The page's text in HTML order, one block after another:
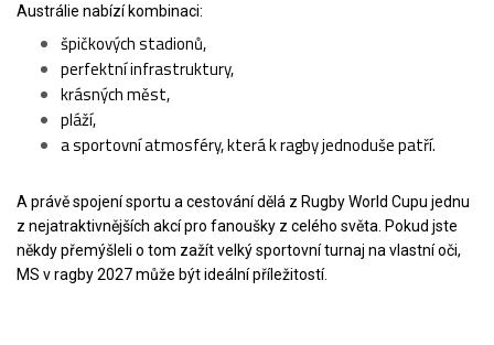
Austrálie nabízí kombinaci:
špičkových stadionů,
perfektní infrastruktury,
krásných měst,
pláží,
a sportovní atmosféry, která k ragby jednoduše patří.
A právě spojení sportu a cestování dělá z Rugby World Cupu jednu
z nejatraktivnějších akcí pro fanoušky z celého světa. Pokud jste
někdy přemýšleli o tom zažít velký sportovní turnaj na vlastní oči,
MS v ragby 2027 může být ideální příležitostí.